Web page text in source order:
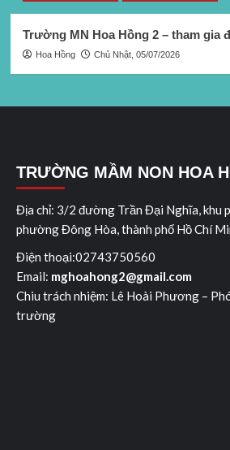
Trường MN Hoa Hồng 2 – tham gia
Hoa Hồng Chủ Nhật, 05/07/2026
TRƯỜNG MẦM NON HOA
Địa chỉ: 3/2 đường Trần Đại Nghĩa, khu
phường Đông Hòa, thành phố Hồ Chí
Điện thoại:02743750560
Email: mghoahong2@gmail.com
Chiu trách nhiệm: Lê Hoài Ph­ương –
trường